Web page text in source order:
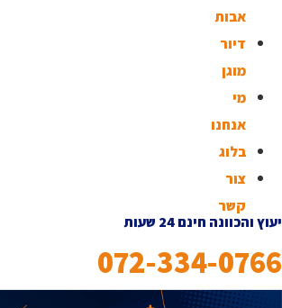
אבות
דיור
מוגן
מי
אנחנו
בלוג
צור
קשר
יעוץ והכוונה חינם 24 שעות
072-334-0766